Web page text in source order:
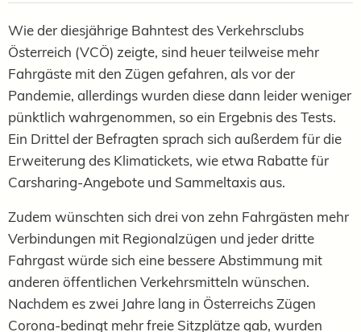
Wie der diesjährige Bahntest des Verkehrsclubs
Österreich (VCÖ) zeigte, sind heuer teilweise mehr
Fahrgäste mit den Zügen gefahren, als vor der
Pandemie, allerdings wurden diese dann leider weniger
pünktlich wahrgenommen, so ein Ergebnis des Tests.
Ein Drittel der Befragten sprach sich außerdem für die
Erweiterung des Klimatickets, wie etwa Rabatte für
Carsharing-Angebote und Sammeltaxis aus.
Zudem wünschten sich drei von zehn Fahrgästen mehr
Verbindungen mit Regionalzügen und jeder dritte
Fahrgast würde sich eine bessere Abstimmung mit
anderen öffentlichen Verkehrsmitteln wünschen.
Nachdem es zwei Jahre lang in Österreichs Zügen
Corona-bedingt mehr freie Sitzplätze gab, wurden